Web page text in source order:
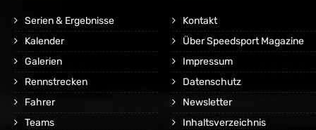
Serien & Ergebnisse
Kalender
Galerien
Rennstrecken
Fahrer
Teams
Kontakt
Über Speedsport Magazine
Impressum
Datenschutz
Newsletter
Inhaltsverzeichnis